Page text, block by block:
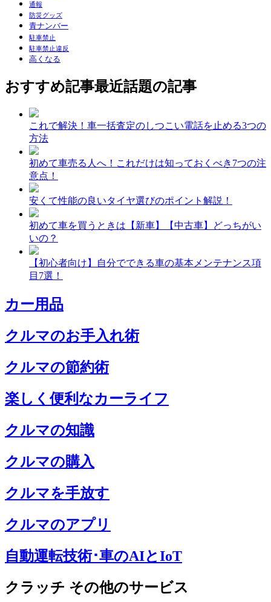
通報
防災グッズ
青ナンバー
駐車禁止
駐車禁止違反
高くなる
おすすめ記事最近話題の記事
これで解決！車一括査定のしつこい電話を止める3つの
方法
初めて車売る人へ！これだけは知っておくべき7つの注
意点！
安くて性能の良いタイヤ選びのポイント解説！
初めて車を買うときは【新車】【中古車】どっちがい
いの？
【初心者向け】自分でできる車の基本メンテナンス項
目7選！
カー用品
クルマのお手入れ術
クルマの節約術
楽しく便利なカーライフ
クルマの知識
クルマの購入
クルマを手放す
クルマのアプリ
自動運転技術･車のAIとIoT
クラッチ その他のサービス